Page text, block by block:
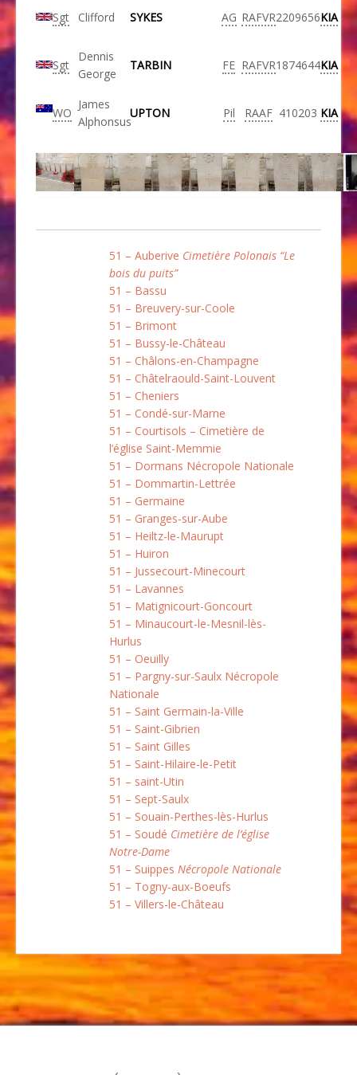
Sgt Clifford SYKES AG RAFVR2209656KIA
Sgt
Dennis
George
TARBIN FE RAFVR1874644KIA
WO
James
Alphonsus
UPTON Pil RAAF 410203 KIA
51 – Auberive Cimetière Polonais “Le
bois du puits”
51 – Bassu
51 – Breuvery-sur-Coole
51 – Brimont
51 – Bussy-le-Château
51 – Châlons-en-Champagne
51 – Châtelraould-Saint-Louvent
51 – Cheniers
51 – Condé-sur-Marne
51 – Courtisols – Cimetière de
l’église Saint-Memmie
51 – Dormans Nécropole Nationale
51 – Dommartin-Lettrée
51 – Germaine
51 – Granges-sur-Aube
51 – Heiltz-le-Maurupt
51 – Huiron
51 – Jussecourt-Minecourt
51 – Lavannes
51 – Matignicourt-Goncourt
51 – Minaucourt-le-Mesnil-lès-
Hurlus
51 – Oeuilly
51 – Pargny-sur-Saulx Nécropole
Nationale
51 – Saint Germain-la-Ville
51 – Saint-Gibrien
51 – Saint Gilles
51 – Saint-Hilaire-le-Petit
51 – saint-Utin
51 – Sept-Saulx
51 – Souain-Perthes-lès-Hurlus
51 – Soudé Cimetière de l’église
Notre-Dame
51 – Suippes Nécropole Nationale
51 – Togny-aux-Boeufs
51 – Villers-le-Château